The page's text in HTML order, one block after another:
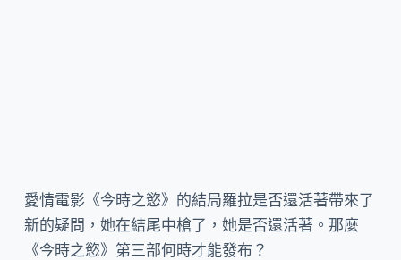
愛情電影《今時之慾》的結局羅拉是否還活著帶來了
新的疑問，她在結尾中槍了，她是否還活著。那麼
《今時之慾》第三部何時才能發布？